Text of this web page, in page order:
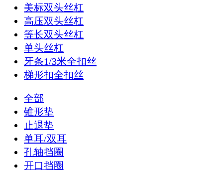
美标双头丝杠
高压双头丝杠
等长双头丝杠
单头丝杠
牙条1/3米全扣丝
梯形扣全扣丝
全部
锥形垫
止退垫
单耳/双耳
孔轴挡圈
开口挡圈